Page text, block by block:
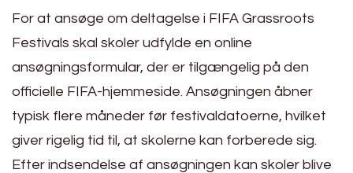
For at ansøge om deltagelse i FIFA Grassroots
Festivals skal skoler udfylde en online
ansøgningsformular, der er tilgængelig på den
officielle FIFA-hjemmeside. Ansøgningen åbner
typisk flere måneder før festivaldatoerne, hvilket
giver rigelig tid til, at skolerne kan forberede sig.
Efter indsendelse af ansøgningen kan skoler blive